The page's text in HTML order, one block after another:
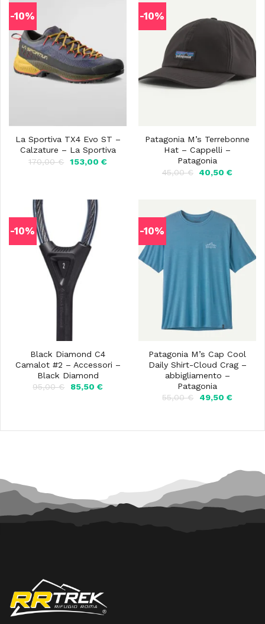
-10%
La Sportiva TX4 Evo ST –
Calzature – La Sportiva
170,00€
Il
prezzo
153,00 €Il
-10%
Patagonia M’s Terrebonne
Hat – Cappelli –
Patagonia
45,00€
Il
prezzo
40,50€Il
-10%
Black Diamond C4
Camalot #2 – Accessori –
Black Diamond
95,00€
Il
85,50 €Il
-10%
Patagonia M’s Cap Cool
Daily Shirt-Cloud Crag –
abbigliamento –
Patagonia
55,00€
Il
55,00 €.
49,50 €Il
49,50 €.